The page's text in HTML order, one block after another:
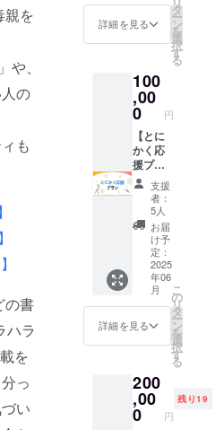
親を
や、
の
も
の書
ハラ
を
っ
い
俗に反
するも
場合、
掲載す
ること
が出来
ませ
ん。 ※
文字で
の掲載
となり
ます。
支援
時、必
ず備考
欄に希
望され
るお名
前をご
記入く
く掲載
される
上位プ
ランも
ませ
ん。 ②
に代表
からの
お礼
メール
をお送
りしま
す ※お
名前の
掲載を
希望さ
れない
場合は
「匿名
希望」
とご記
入くだ
さい。
「その
様」の
形で掲
載致し
ます。
「クラ
ファン
ありが
とう
ご招待
しま
す。当
日はク
ラファ
ンや
GADHA
に纏わ
るトー
クをし
なが
ら、質
問に答
えま
す。支
援者様
はマイ
クOFF
とな
り、顔
しを推
奨、耳
だけの
参加も
詳細を見る
タ
ー
ン
を
選
択
す
る
100
,00
0 円
【とに
かく応
援プラ
ン】
「見返
りはい
らない
からと
にかく
応援さ
せて欲
しい」
「欲し
いリ
ターン
の金額
援し足
りな
い」と
いう方
支援
者：
5人
お届
け予
定：
2025
年06
月
詳細を見る
こ
の
リ
タ
ー
ン
を
選
択
す
る
200
,00
0 円
残り19